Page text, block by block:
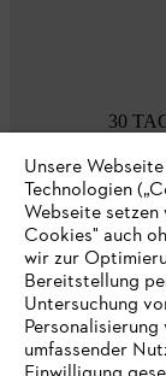
30
Unsere
Technologien
Webseite
Cookies" auch
wir zur
Bereitstellung
Untersuchung
umfassender